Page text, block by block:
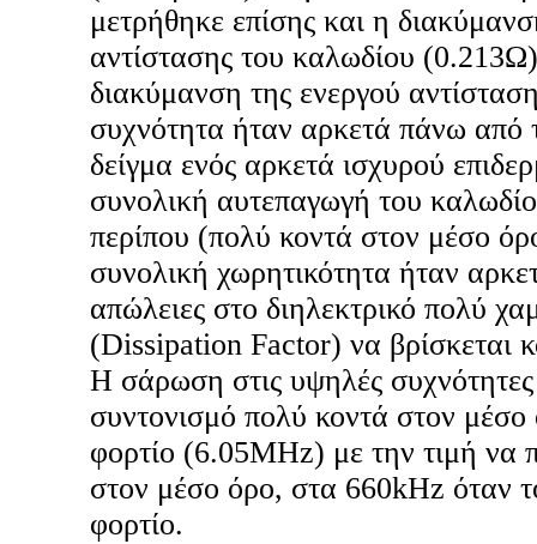
μετρήθηκε επίσης και η
αντίστασης του καλωδίου
διακύμανση της ενεργού
συχνότητα ήταν αρκετά πάνω
δείγμα ενός αρκετά ισχυρού
συνολική αυτεπαγωγή του
περίπου (πολύ κοντά στον μέσο
συνολική χωρητικότητα ήταν
απώλειες στο διηλεκτρικό πολύ
(Dissipation Factor) να βρίσκεται
Η σάρωση στις υψηλές
συντονισμό πολύ κοντά στον μέσο
φορτίο (6.05MHz) με την τιμή να
στον μέσο όρο, στα 660kHz όταν
φορτίο.